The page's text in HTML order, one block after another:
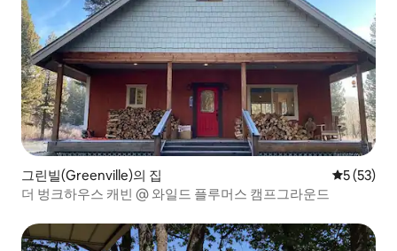
그린빌(Greenville)의 집 평점 5점
5 (53)
더 벙크하우스 캐빈 @ 와일드 플루머스 캠프그라운드